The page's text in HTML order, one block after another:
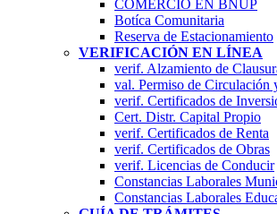
COMERCIO EN BNUP
Botíca Comunitaria
Reserva de Estacionamiento
VERIFICACIÓN EN LÍNEA
verif. Alzamiento de
val. Permiso de Circulación
verif. Certificados de
Cert. Distr. Capital Propio
verif. Certificados de Renta
verif. Certificados de Obras
verif. Licencias de Conducir
Constancias Laborales
Constancias Laborales